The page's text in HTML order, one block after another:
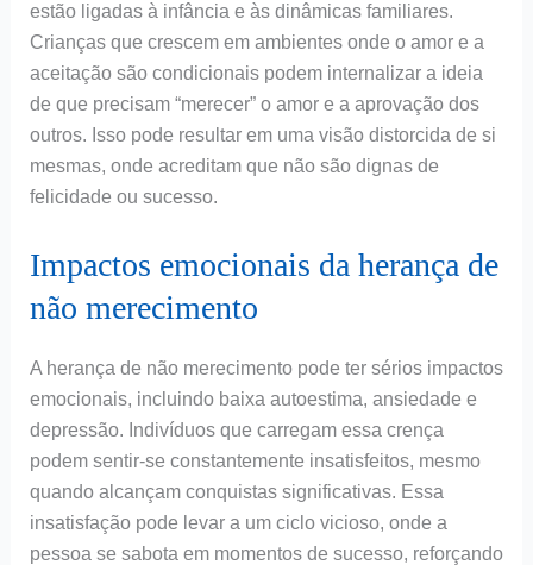
estão ligadas à infância e às dinâmicas familiares.
Crianças que crescem em ambientes onde o amor e a
aceitação são condicionais podem internalizar a ideia
de que precisam “merecer” o amor e a aprovação dos
outros. Isso pode resultar em uma visão distorcida de si
mesmas, onde acreditam que não são dignas de
felicidade ou sucesso.
Impactos emocionais da herança de
não merecimento
A herança de não merecimento pode ter sérios impactos
emocionais, incluindo baixa autoestima, ansiedade e
depressão. Indivíduos que carregam essa crença
podem sentir-se constantemente insatisfeitos, mesmo
quando alcançam conquistas significativas. Essa
insatisfação pode levar a um ciclo vicioso, onde a
pessoa se sabota em momentos de sucesso, reforçando